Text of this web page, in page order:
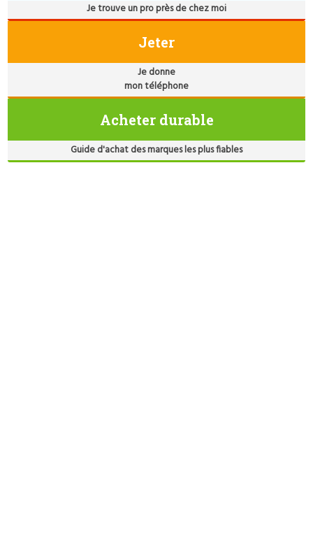
Je trouve un pro près de chez moi
Jeter
Je donne
mon téléphone
Acheter durable
Guide d'achat des marques les plus fiables